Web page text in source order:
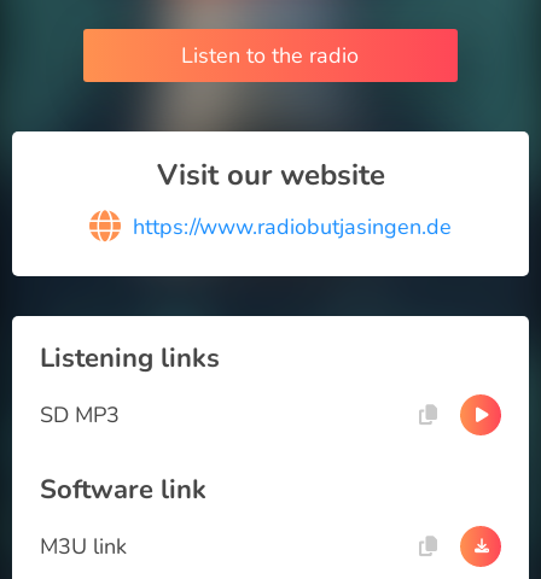
Listen to the radio
Visit our website
https://www.radiobutjasingen.de
Listening links
SD MP3
Software link
M3U link